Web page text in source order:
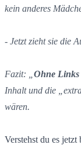
kein anderes
- Jetzt zieht sie die
Fazit: „ Ohne Links
Inhalt und die
wären.
Verstehst du es jetzt